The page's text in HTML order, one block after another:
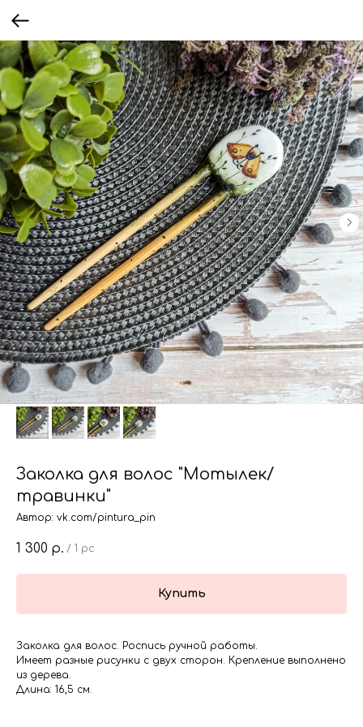
Заколка для волос "Мотылек/
травинки"
Автор: vk.com/pintura_pin
1 300 р. / 1 pc
Купить
Заколка для волос. Роспись ручной работы.
Имеет разные рисунки с двух сторон. Крепление выполнено
из дерева.
Длина: 16,5 см.